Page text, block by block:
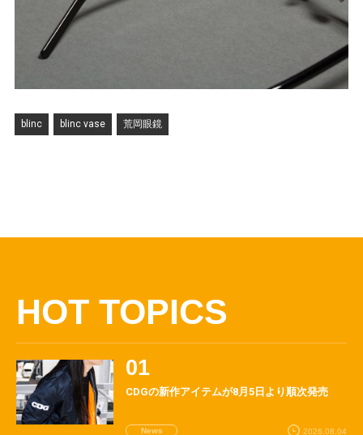
blinc blinc vase 荒岡眼鏡
HOT TOPICS
CDGの新作アイテムが8月5日より順次発売
News 2026.08.04